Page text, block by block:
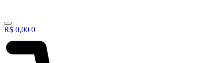
R$ 0,00 0